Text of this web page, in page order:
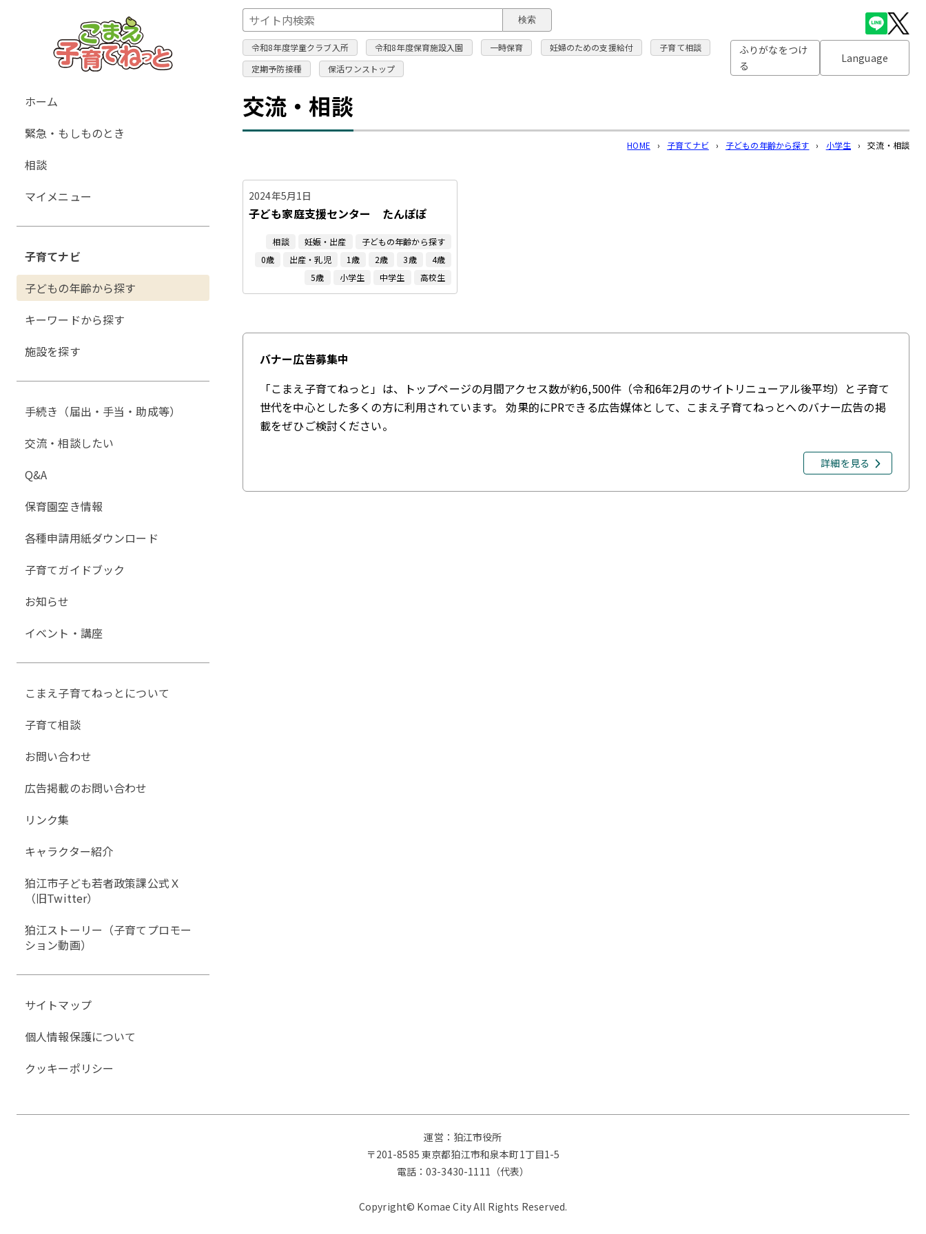
このページの本文へ
検索
令和8年度学童クラブ入所 令和8年度保育施設入園 一時保育 妊婦のための支援給付
子育て相談
定期予防接種
保活ワンストップ
ふりがなをつけ
る
Language
交流・相談
HOME › 子育てナビ › 子どもの年齢から探す › 小学生 › 交流・相談
2024年5月1日
子ども家庭支援センター たんぽぽ
相談 妊娠・出産
子どもの年齢から探す
0歳
出産・乳児 1歳 2歳 3歳
4歳
5歳
小学生 中学生 高校生
バナー広告募集中
「こまえ子育てねっと」は、トップページの月間アクセス数が約6,500件（令和6年2月のサイトリニューアル後平均）と子育て
世代を中心とした多くの方に利用されています。 効果的にPRできる広告媒体として、こまえ子育てねっとへのバナー広告の掲
載をぜひご検討ください。
詳細を見る
グ
ー
ル
ナ
ゲ
シ
ョ
ン
ホーム
緊急・もしものとき
相談
マイメニュー
子育てナビ
子どもの年齢から探す
キーワードから探す
施設を探す
手続き（届出・手当・助成等）
交流・相談したい
Q&A
保育園空き情報
各種申請用紙ダウンロード
子育てガイドブック
お知らせ
イベント・講座
こまえ子育てねっとについて
子育て相談
お問い合わせ
広告掲載のお問い合わせ
リンク集
キャラクター紹介
狛江市子ども若者政策課公式Ｘ
（旧Twitter）
狛江ストーリー（子育てプロモー
ション動画）
サイトマップ
個人情報保護について
クッキーポリシー
運営：狛江市役所
〒201-8585 東京都狛江市和泉本町1丁目1-5
電話：03-3430-1111（代表）
Copyright© Komae City All Rights Reserved.